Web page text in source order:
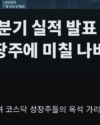
실적 발
주에 미칠 나
스닥 성장주들의 옥석 가